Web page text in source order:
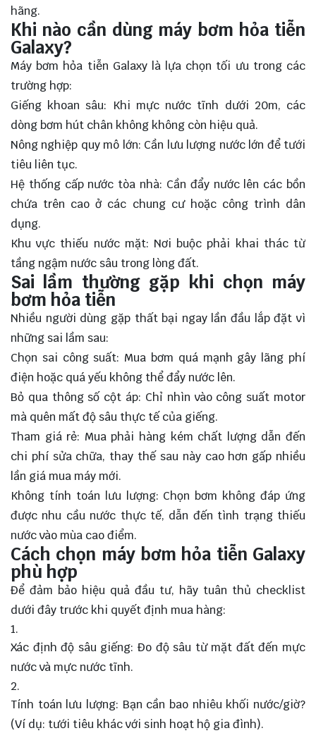
hãng.
Khi nào cần dùng máy bơm hỏa tiễn
Galaxy?
Máy bơm hỏa tiễn Galaxy là lựa chọn tối ưu trong các
trường hợp:
Giếng khoan sâu: Khi mực nước tĩnh dưới 20m, các
dòng bơm hút chân không không còn hiệu quả.
Nông nghiệp quy mô lớn: Cần lưu lượng nước lớn để tưới
tiêu liên tục.
Hệ thống cấp nước tòa nhà: Cần đẩy nước lên các bồn
chứa trên cao ở các chung cư hoặc công trình dân
dụng.
Khu vực thiếu nước mặt: Nơi buộc phải khai thác từ
tầng ngậm nước sâu trong lòng đất.
Sai lầm thường gặp khi chọn máy
bơm hỏa tiễn
Nhiều người dùng gặp thất bại ngay lần đầu lắp đặt vì
những sai lầm sau:
Chọn sai công suất: Mua bơm quá mạnh gây lãng phí
điện hoặc quá yếu không thể đẩy nước lên.
Bỏ qua thông số cột áp: Chỉ nhìn vào công suất motor
mà quên mất độ sâu thực tế của giếng.
Tham giá rẻ: Mua phải hàng kém chất lượng dẫn đến
chi phí sửa chữa, thay thế sau này cao hơn gấp nhiều
lần giá mua máy mới.
Không tính toán lưu lượng: Chọn bơm không đáp ứng
được nhu cầu nước thực tế, dẫn đến tình trạng thiếu
nước vào mùa cao điểm.
Cách chọn máy bơm hỏa tiễn Galaxy
phù hợp
Để đảm bảo hiệu quả đầu tư, hãy tuân thủ checklist
dưới đây trước khi quyết định mua hàng:
Xác định độ sâu giếng: Đo độ sâu từ mặt đất đến mực
nước và mực nước tĩnh.
Tính toán lưu lượng: Bạn cần bao nhiêu khối nước/giờ?
(Ví dụ: tưới tiêu khác với sinh hoạt hộ gia đình).